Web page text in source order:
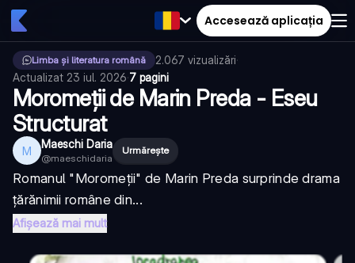
Accesează aplicația
Limba și literatura română 2.067 vizualizări·
Actualizat 23 iul. 2026·7 pagini
Moromeții de Marin Preda - Eseu
Structurat
M Maeschi Daria
@maeschidaria
Urmărește
Romanul "Moromeții" de Marin Preda surprinde drama
țărănimii române din...
Afișează mai mult